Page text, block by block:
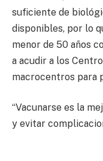
suficiente de
disponibles, por lo
menor de 50 años
a acudir a los
macrocentros para
“Vacunarse es la
y evitar